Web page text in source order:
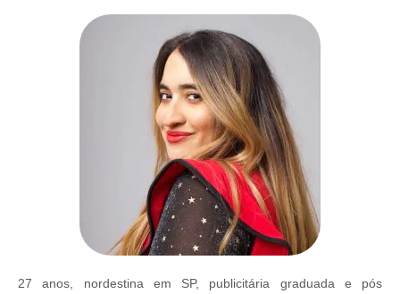
27 anos, nordestina em SP, publicitária graduada e pós